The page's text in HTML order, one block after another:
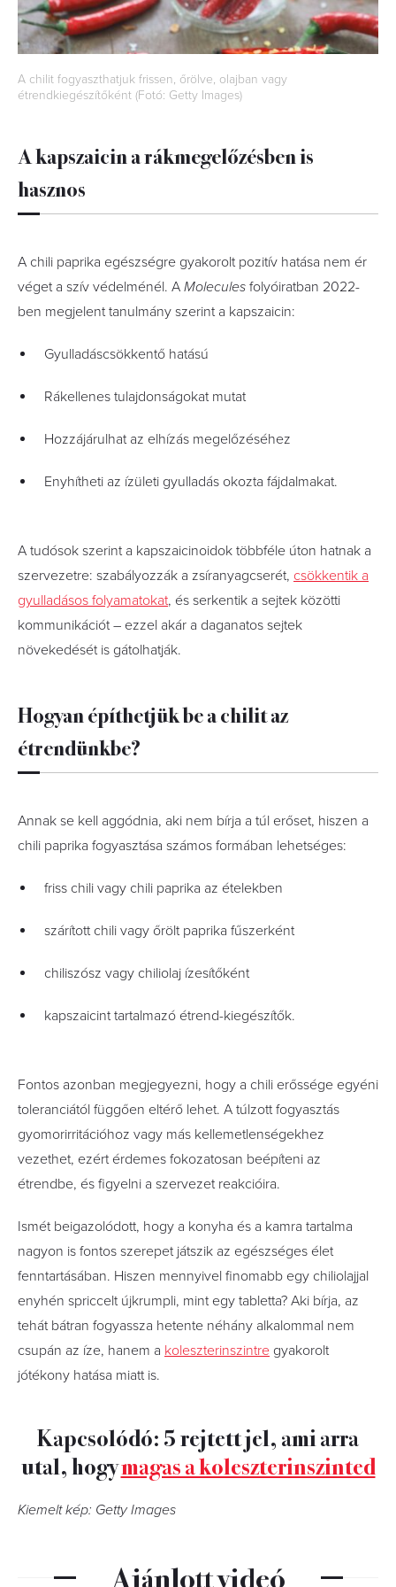
A chilit fogyaszthatjuk frissen, őrölve, olajban vagy
étrendkiegészítőként (Fotó: Getty Images)
A kapszaicin a rákmegelőzésben is
hasznos
A chili paprika egészségre gyakorolt pozitív hatása nem ér
véget a szív védelménél. A Molecules folyóiratban 2022-
ben megjelent tanulmány szerint a kapszaicin:
Gyulladáscsökkentő hatású
Rákellenes tulajdonságokat mutat
Hozzájárulhat az elhízás megelőzéséhez
Enyhítheti az ízületi gyulladás okozta fájdalmakat.
A tudósok szerint a kapszaicinoidok többféle úton hatnak a
szervezetre: szabályozzák a zsíranyagcserét, csökkentik a
gyulladásos folyamatokat, és serkentik a sejtek közötti
kommunikációt – ezzel akár a daganatos sejtek
növekedését is gátolhatják.
Hogyan építhetjük be a chilit az
étrendünkbe?
Annak se kell aggódnia, aki nem bírja a túl erőset, hiszen a
chili paprika fogyasztása számos formában lehetséges:
friss chili vagy chili paprika az ételekben
szárított chili vagy őrölt paprika fűszerként
chiliszósz vagy chiliolaj ízesítőként
kapszaicint tartalmazó étrend-kiegészítők.
Fontos azonban megjegyezni, hogy a chili erőssége egyéni
toleranciától függően eltérő lehet. A túlzott fogyasztás
gyomorirritációhoz vagy más kellemetlenségekhez
vezethet, ezért érdemes fokozatosan beépíteni az
étrendbe, és figyelni a szervezet reakcióira.
Ismét beigazolódott, hogy a konyha és a kamra tartalma
nagyon is fontos szerepet játszik az egészséges élet
fenntartásában. Hiszen mennyivel finomabb egy chiliolajjal
enyhén spriccelt újkrumpli, mint egy tabletta? Aki bírja, az
tehát bátran fogyassza hetente néhány alkalommal nem
csupán az íze, hanem a koleszterinszintre gyakorolt
jótékony hatása miatt is.
Kapcsolódó: 5 rejtett jel, ami arra
utal, hogymagas a koleszterinszinted
Kiemelt kép: Getty Images
Ajánlott videó